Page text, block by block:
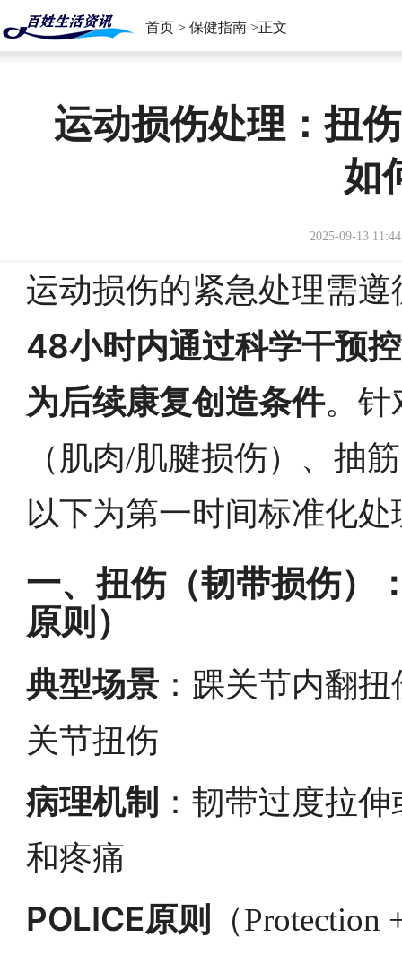
首页 > 保健指南 >正文
运动损伤处理：扭
如
2025-09-13
运动损伤的紧急处理需
48小时内通过科学干预
为后续康复创造条件。针
（肌肉/肌腱损伤）、抽
以下为第一时间标准化处
一、扭伤（韧带损伤）
原则）
典型场景 ：踝关节内翻
关节扭伤
病理机制 ：韧带过度拉
和疼痛
POLICE原则 （